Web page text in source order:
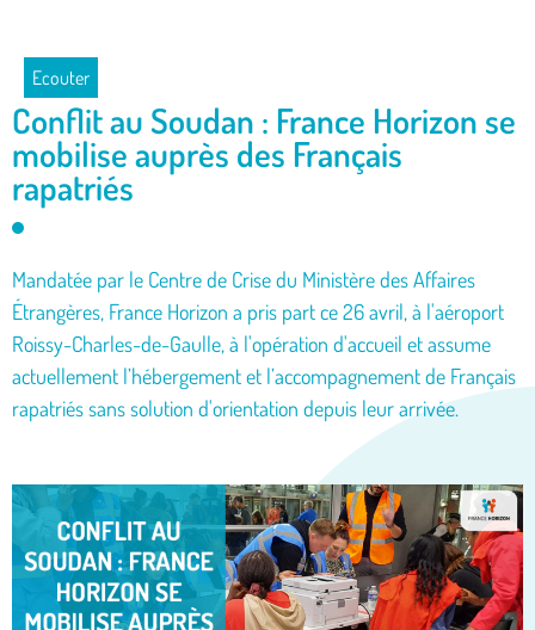
Ecouter
Conflit au Soudan : France Horizon se
mobilise auprès des Français
rapatriés
Mandatée par le Centre de Crise du Ministère des Affaires
Étrangères, France Horizon a pris part ce 26 avril, à l'aéroport
Roissy-Charles-de-Gaulle, à l'opération d'accueil et assume
actuellement l’hébergement et l’accompagnement de Français
rapatriés sans solution d'orientation depuis leur arrivée.